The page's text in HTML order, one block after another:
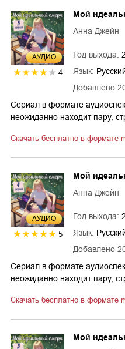
AУДИО
4
Добавлено
Мой
Анна Джейн
Год выхода:
Язык:
Сериал в формате
неожиданно находит пару,
Скачать бесплатно в формате
AУДИО
5
Добавлено
Мой
Анна Джейн
Год выхода:
Язык:
Сериал в формате
неожиданно находит пару,
Скачать бесплатно в формате
Мой